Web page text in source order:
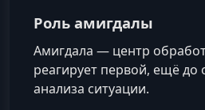
Роль амигдалы
Амигдала — центр
реагирует первой, ещё до
анализа ситуации.